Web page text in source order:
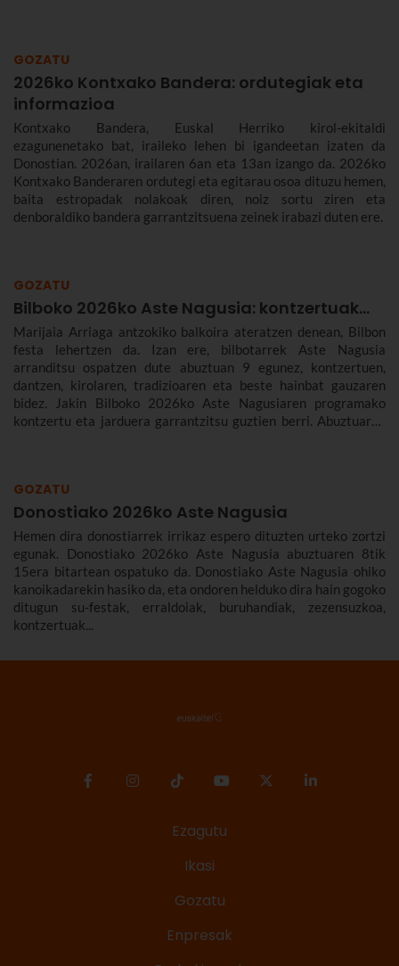
GOZATU
2026ko Kontxako Bandera: ordutegiak eta
informazioa
Kontxako Bandera, Euskal Herriko kirol-ekitaldi
ezagunenetako bat, iraileko lehen bi igandeetan izaten da
Donostian. 2026an, irailaren 6an eta 13an izango da. 2026ko
Kontxako Banderaren ordutegi eta egitarau osoa dituzu hemen,
baita estropadak nolakoak diren, noiz sortu ziren eta
denboraldiko bandera garrantzitsuena zeinek irabazi duten ere.
GOZATU
Bilboko 2026ko Aste Nagusia: kontzertuak...
Marijaia Arriaga antzokiko balkoira ateratzen denean, Bilbon
festa lehertzen da. Izan ere, bilbotarrek Aste Nagusia
arranditsu ospatzen dute abuztuan 9 egunez, kontzertuen,
dantzen, kirolaren, tradizioaren eta beste hainbat gauzaren
bidez. Jakin Bilboko 2026ko Aste Nagusiaren programako
kontzertu eta jarduera garrantzitsu guztien berri. Abuztuaren
GOZATU
Donostiako 2026ko Aste Nagusia
Hemen dira donostiarrek irrikaz espero dituzten urteko zortzi
egunak. Donostiako 2026ko Aste Nagusia abuztuaren 8tik
15era bitartean ospatuko da. Donostiako Aste Nagusia ohiko
kanoikadarekin hasiko da, eta ondoren helduko dira hain gogoko
ditugun su-festak, erraldoiak, buruhandiak, zezensuzkoa,
kontzertuak...
Ezagutu
Ikasi
Gozatu
Enpresak